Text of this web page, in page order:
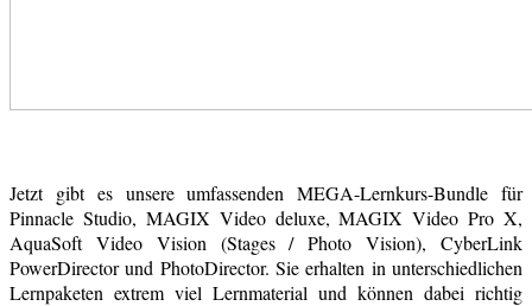
Jetzt gibt es unsere umfassenden MEGA-Lernkurs-Bundle für
Pinnacle Studio, MAGIX Video deluxe, MAGIX Video Pro X,
AquaSoft Video Vision (Stages / Photo Vision), CyberLink
PowerDirector und PhotoDirector. Sie erhalten in unterschiedlichen
Lernpaketen extrem viel Lernmaterial und können dabei richtig